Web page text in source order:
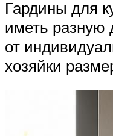
Гардины для
иметь разную
от
хозяйки